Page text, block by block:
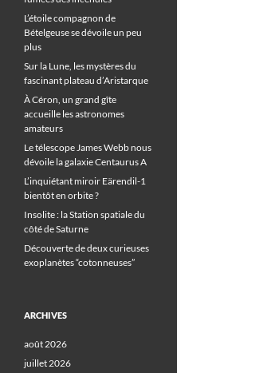
L’étoile compagnon de
Bételgeuse se dévoile un peu
plus
Sur la Lune, les mystères du
fascinant plateau d’Aristarque
À Céron, un grand gîte
accueille les astronomes
amateurs
Le télescope James Webb nous
dévoile la galaxie Centaurus A
L’inquiétant miroir Eärendil-1
bientôt en orbite ?
Insolite : la Station spatiale du
côté de Saturne
Découverte de deux curieuses
exoplanètes “cotonneuses”
ARCHIVES
août 2026
juillet 2026